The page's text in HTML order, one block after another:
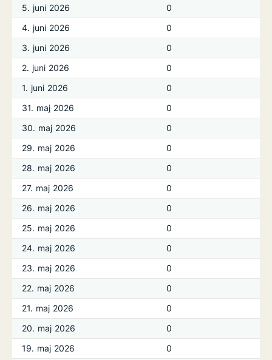
5. juni 2026
0
4. juni 2026
0
3. juni 2026
0
2. juni 2026
0
1. juni 2026
0
31. maj 2026
0
30. maj 2026
0
29. maj 2026
0
28. maj 2026
0
27. maj 2026
0
26. maj 2026
0
25. maj 2026
0
24. maj 2026
0
23. maj 2026
0
22. maj 2026
0
21. maj 2026
0
20. maj 2026
0
19. maj 2026
0